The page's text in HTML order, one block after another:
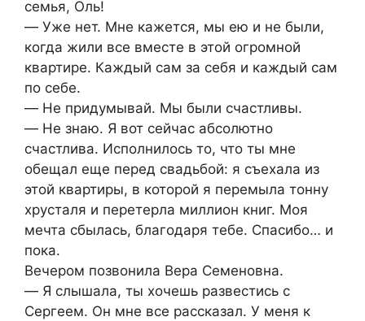
семья, Оль!
― Уже нет. Мне кажется, мы ею и не были,
когда жили все вместе в этой огромной
квартире. Каждый сам за себя и каждый сам
по себе.
― Не придумывай. Мы были счастливы.
― Не знаю. Я вот сейчас абсолютно
счастлива. Исполнилось то, что ты мне
обещал еще перед свадьбой: я съехала из
этой квартиры, в которой я перемыла тонну
хрусталя и перетерла миллион книг. Моя
мечта сбылась, благодаря тебе. Спасибо… и
пока.
Вечером позвонила Вера Семеновна.
― Я слышала, ты хочешь развестись с
Сергеем. Он мне все рассказал. У меня к